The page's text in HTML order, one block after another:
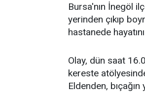
Bursa'nın İnegöl
yerinden çıkıp
hastanede
Olay, dün saat
kereste
Eldenden,